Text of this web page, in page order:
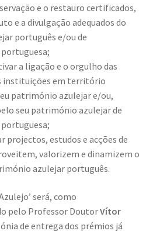
e o restauro certificados,
e a divulgação adequados do
português e/ou de
a ligação e o orgulho das
instituições em território
património azulejar e/ou,
seu património azulejar de
projectos, estudos e acções de
valorizem e dinamizem o
azulejar português.
será, como
pelo Professor DoutorVítor
de entrega dos prémios já